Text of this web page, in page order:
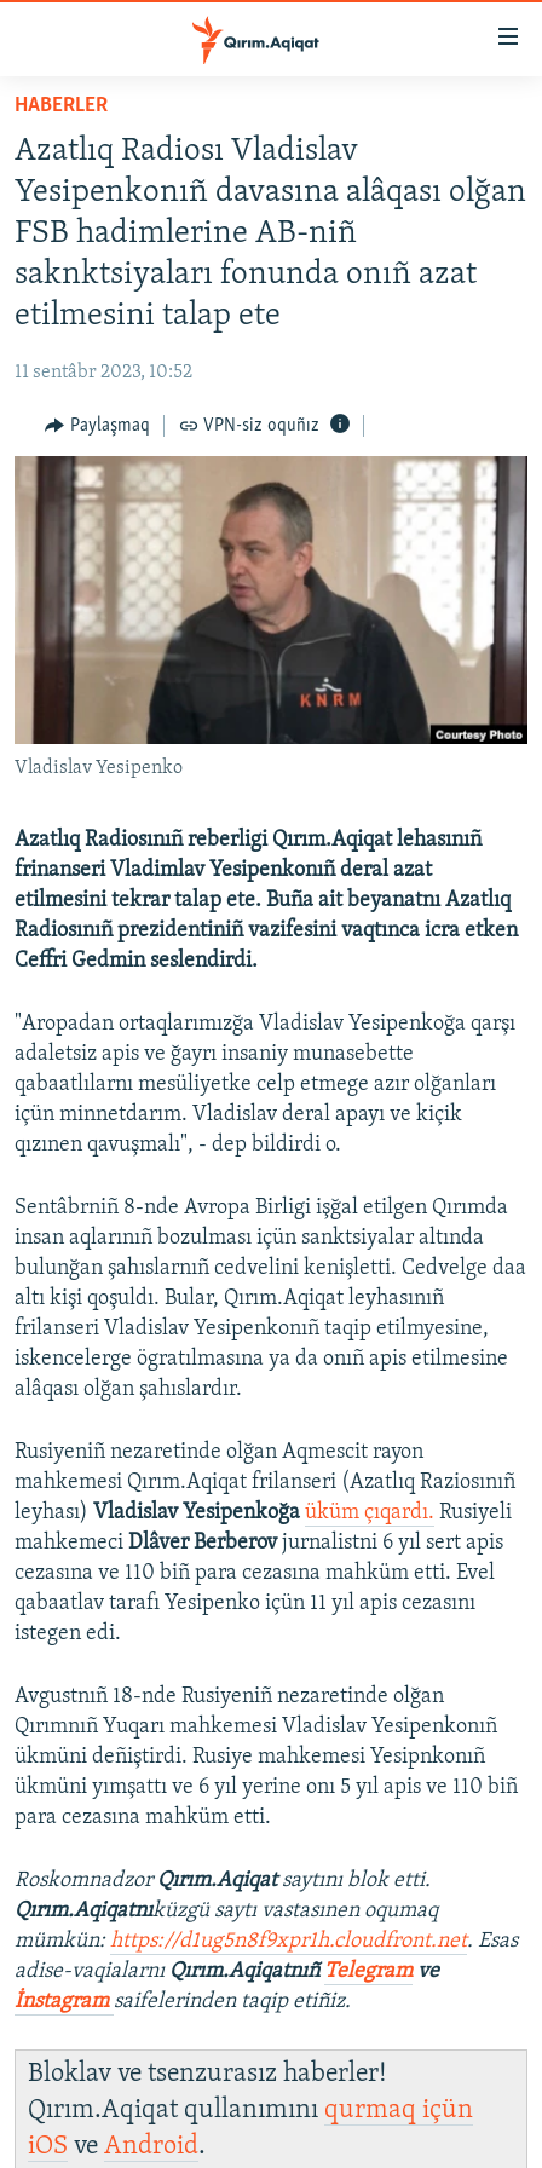
Esas
qaytmaq
Baş
navigatsiyağa
qaytmaq
Qıdıruvğa
qaytmaq
HABERLER
İQTİSADİYAT
CEMİYET
MEDENİYET
SÜRET
BLOGLAR
Русский
Українською
HABERLER
Azatlıq Radiosı Vladislav
Yesipenkonıñ davasına alâqası olğan
FSB hadimlerine AB-niñ
saknktsiyaları fonunda onıñ azat
etilmesini talap ete
11 sentâbr 2023, 10:52
Paylaşmaq VPN-siz oquñız
Vladislav Yesipenko
Azatlıq Radiosınıñ reberligi Qırım.Aqiqat lehasınıñ
frinanseri Vladimlav Yesipenkonıñ deral azat
etilmesini tekrar talap ete. Buña ait beyanatnı Azatlıq
Radiosınıñ prezidentiniñ vazifesini vaqtınca icra etken
Ceffri Gedmin seslendirdi.
"Aropadan ortaqlarımızğa Vladislav Yesipenkoğa qarşı
adaletsiz apis ve ğayrı insaniy munasebette
qabaatlılarnı mesüliyetke celp etmege azır olğanları
içün minnetdarım. Vladislav deral apayı ve kiçik
qızınen qavuşmalı", - dep bildirdi o.
Sentâbrniñ 8-nde Avropa Birligi işğal etilgen Qırımda
insan aqlarınıñ bozulması içün sanktsiyalar altında
bulunğan şahıslarnıñ cedvelini kenişletti. Cedvelge daa
altı kişi qoşuldı. Bular, Qırım.Aqiqat leyhasınıñ
frilanseri Vladislav Yesipenkonıñ taqip etilmyesine,
iskencelerge ögratılmasına ya da onıñ apis etilmesine
alâqası olğan şahıslardır.
Rusiyeniñ nezaretinde olğan Aqmescit rayon
mahkemesi Qırım.Aqiqat frilanseri (Azatlıq Raziosınıñ
leyhası) Vladislav Yesipenkoğa üküm çıqardı. Rusiyeli
mahkemeci Dlâver Berberovjurnalistni 6 yıl sert apis
cezasına ve 110 biñ para cezasına mahküm etti. Evel
qabaatlav tarafı Yesipenko içün 11 yıl apis cezasını
istegen edi.
Avgustnıñ 18-nde Rusiyeniñ nezaretinde olğan
Qırımnıñ Yuqarı mahkemesi Vladislav Yesipenkonıñ
ükmüni deñiştirdi. Rusiye mahkemesi Yesipnkonıñ
ükmüni yımşattı ve 6 yıl yerine onı 5 yıl apis ve 110 biñ
para cezasına mahküm etti.
Roskomnadzor Qırım.Aqiqatsaytını blok etti.
Qırım.Aqiqatnıküzgü saytı vastasınen oqumaq
mümkün:https://d1ug5n8f9xpr1h.cloudfront.net. Esas
adise-vaqialarnı Qırım.Aqiqatnıñ Telegramve
İnstagram saifelerinden taqip etiñiz.
Bloklav ve tsenzurasız haberler!
Qırım.Aqiqat qullanımını qurmaq içün
iOS ve Android.